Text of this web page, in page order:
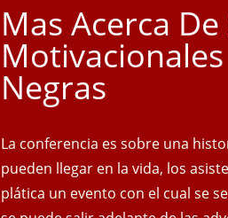
Mas Acerca
Negras
La conferencia es sobre una
pueden llegar en la vida, los
plática un evento con el cual se